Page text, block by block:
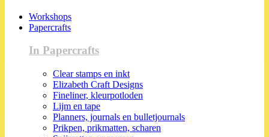
Workshops
Papercrafts
In Papercrafts
Clear stamps en inkt
Elizabeth Craft Designs
Fineliner, kleurpotloden
Lijm en tape
Planners, journals en bulletjournals
Prikpen, prikmatten, scharen